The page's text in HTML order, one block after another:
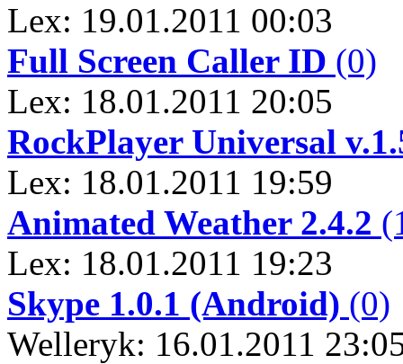
Lex: 19.01.2011 00:03
Full Screen Caller ID (0)
Lex: 18.01.2011 20:05
RockPlayer Universal
Lex: 18.01.2011 19:59
Animated Weather 2.4.2
Lex: 18.01.2011 19:23
Skype 1.0.1 (Android) (0)
Welleryk: 16.01.2011